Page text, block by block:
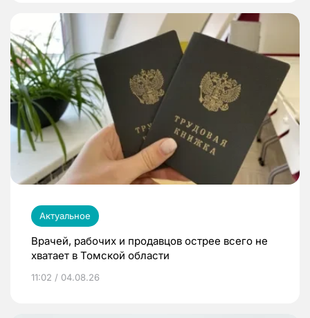
Актуальное
Врачей, рабочих и продавцов острее всего не
хватает в Томской области
11:02 / 04.08.26